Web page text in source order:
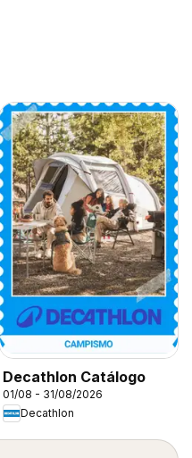
Decathlon Catálogo
01/08 - 31/08/2026
Decathlon